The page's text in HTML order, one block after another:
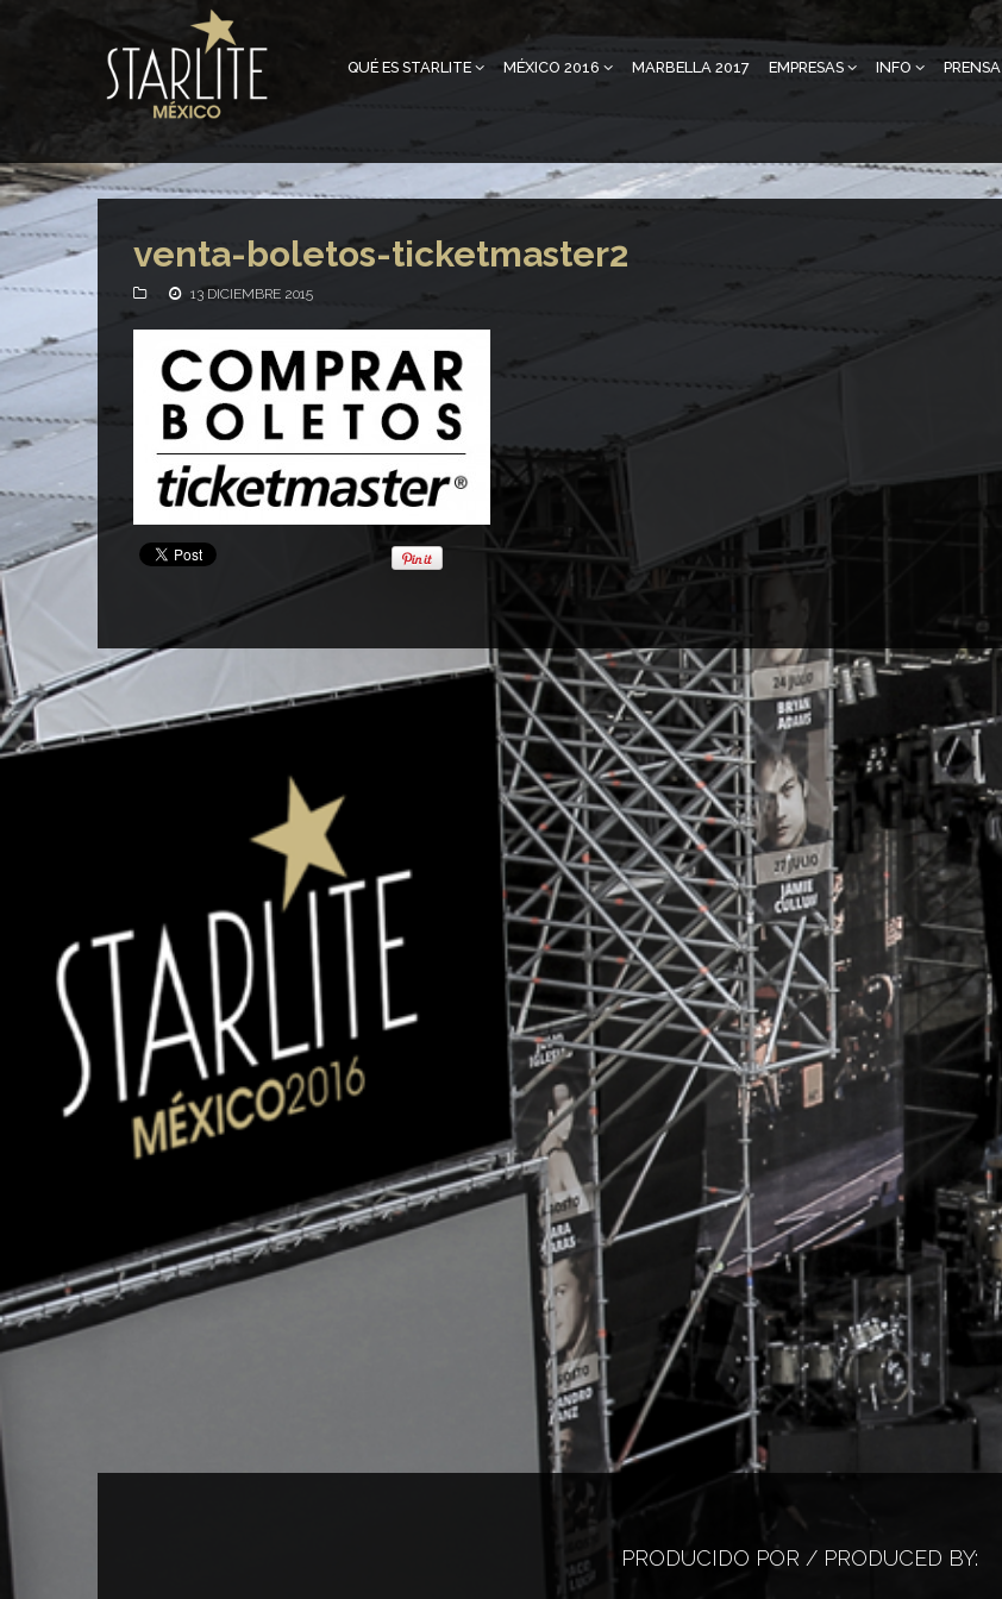
QUÉ ES STARLITE MÉXICO 2016 MARBELLA 2017 EMPRESAS INFO PRENSA
venta-boletos-ticketmaster2
13 DICIEMBRE 2015
PRODUCIDO POR / PRODUCED BY: